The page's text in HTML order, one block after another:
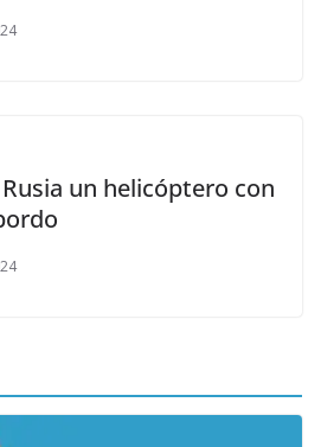
un helicóptero con